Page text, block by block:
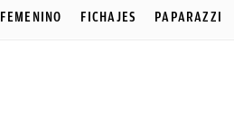
FEMENINO FICHAJES PAPARAZZI